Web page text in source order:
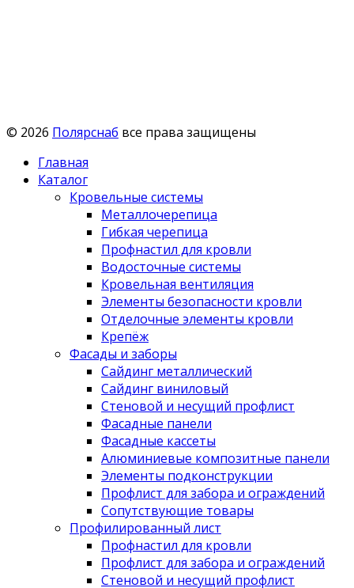
© 2026 Полярснаб все права защищены
Главная
Каталог
Кровельные системы
Металлочерепица
Гибкая черепица
Профнастил для кровли
Водосточные системы
Кровельная вентиляция
Элементы безопасности кровли
Отделочные элементы кровли
Крепёж
Фасады и заборы
Сайдинг металлический
Сайдинг виниловый
Стеновой и несущий профлист
Фасадные панели
Фасадные кассеты
Алюминиевые композитные панели
Элементы подконструкции
Профлист для забора и ограждений
Сопутствующие товары
Профилированный лист
Профнастил для кровли
Профлист для забора и ограждений
Стеновой и несущий профлист